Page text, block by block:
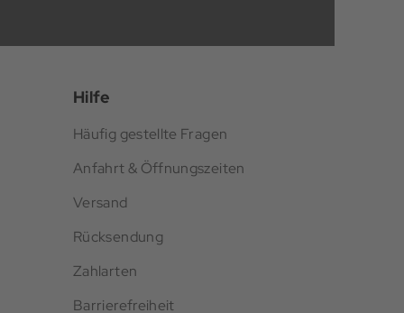
Hilfe
Häufig gestellte Fragen
Anfahrt & Öffnungszeiten
Versand
Rücksendung
Zahlarten
Barrierefreiheit